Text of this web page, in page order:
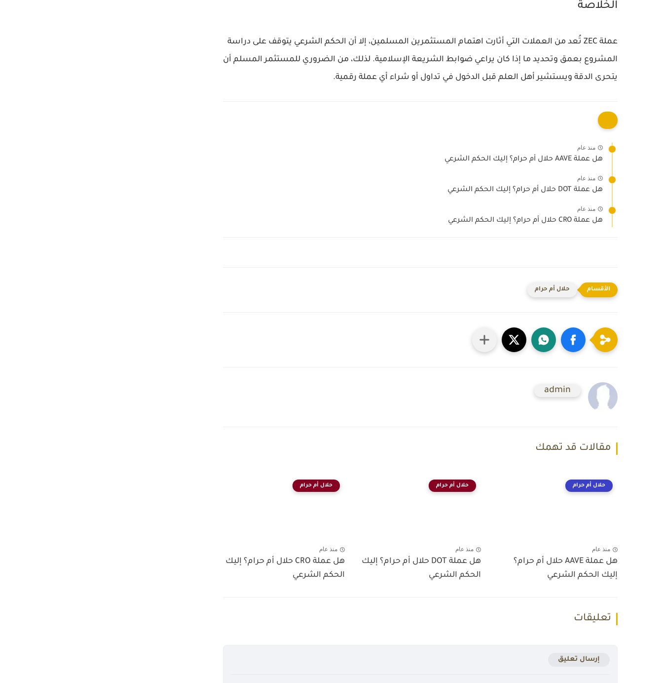
الخلاصة
عملة ZEC
تُعد من العملات التي أثارت اهتمام المستثمرين المسلمين، إلا أن الحكم الشرعي يتوقف على دراسة
المشروع بعمق وتحديد ما إذا كان يراعي ضوابط الشريعة الإسلامية. لذلك، من الضروري للمستثمر المسلم أن
يتحرى الدقة ويستشير أهل العلم قبل الدخول في تداول أو شراء أي عملة رقمية.
منذ عام
هل عملة AAVE حلال أم حرام؟ إليك الحكم الشرعي
منذ عام
هل عملة DOT حلال أم حرام؟ إليك الحكم الشرعي
منذ عام
هل عملة CRO حلال أم حرام؟ إليك الحكم الشرعي
حلال أم حرام
admin
مقالات قد تهمك
حلال أم حرام
منذ عام
هل عملة AAVE حلال أم حرام؟
إليك الحكم الشرعي
حلال أم حرام
منذ عام
هل عملة DOT حلال أم حرام؟ إليك
الحكم الشرعي
حلال أم حرام
منذ عام
هل عملة CRO حلال أم حرام؟ إليك
الحكم الشرعي
تعليقات
إرسال تعليق